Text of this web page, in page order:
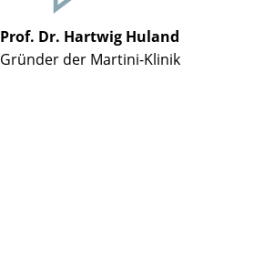
Prof. Dr. Hartwig Huland
Gründer der Martini-Klinik